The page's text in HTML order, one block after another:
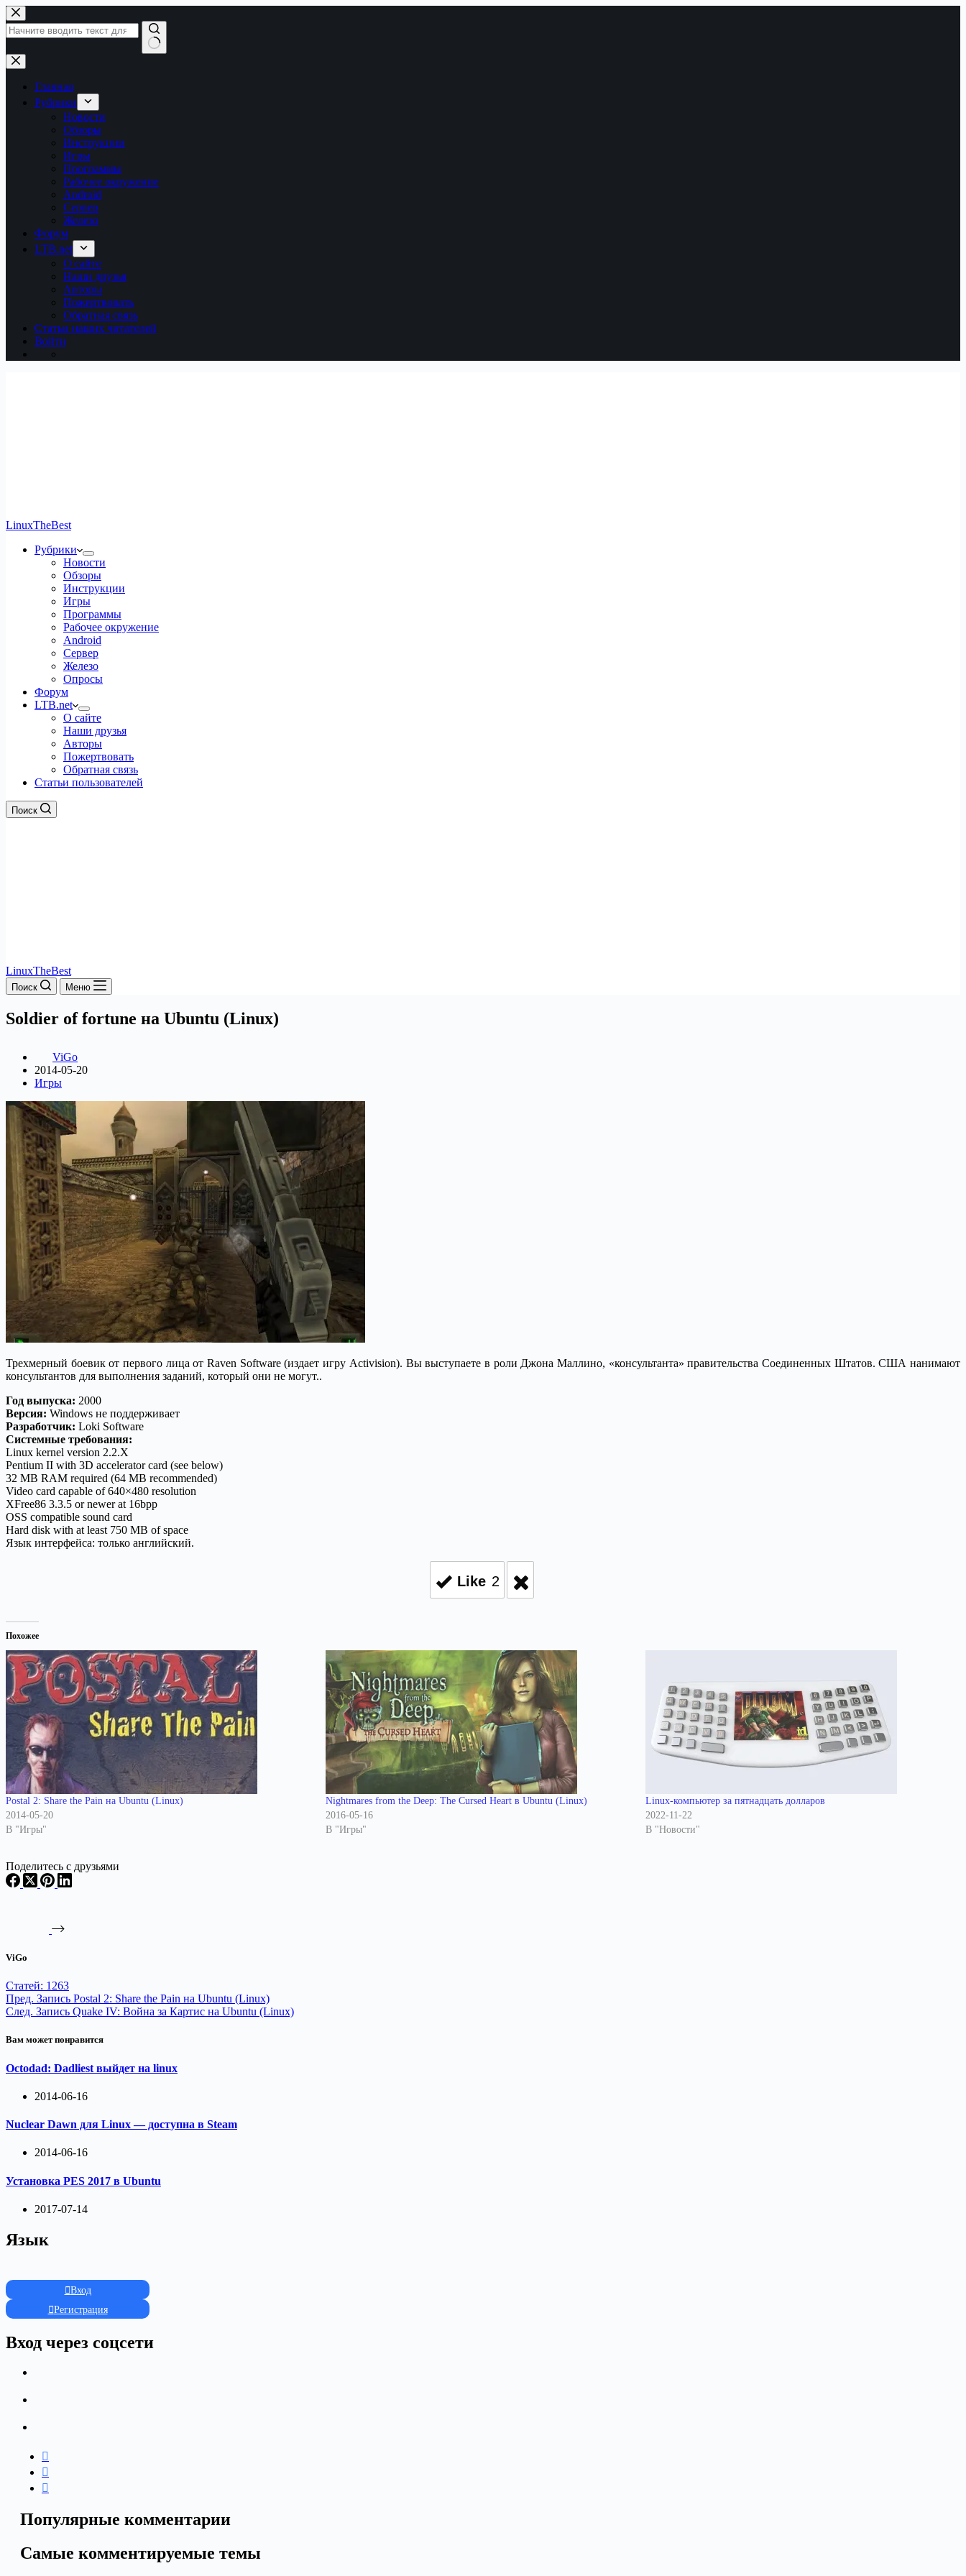
Перейти
к
сути
Ничего
не
найденоГлавная
Рубрики
Новости
Обзоры
Инструкции
Игры
Программы
Рабочее окружение
Android
Сервер
Железо
Форум
LTB.net
О сайте
Наши друзья
Авторы
Пожертвовать
Обратная связь
Статьи наших читателей
Войти
LinuxTheBest
Рубрики
Новости
Обзоры
Инструкции
Игры
Программы
Рабочее окружение
Android
Сервер
Железо
Опросы
Форум
LTB.net
О сайте
Наши друзья
Авторы
Пожертвовать
Обратная связь
Статьи пользователей
Поиск
LinuxTheBest
Поиск Меню
Soldier of fortune на Ubuntu (Linux)
ViGo
2014-05-20
Игры
Трехмерный боевик от первого лица от Raven Software (издает игру Activision). Вы выступаете в роли Джона Маллино, «консультанта» правительства Соединенных Штатов. США нанимают
консультантов для выполнения заданий, который они не могут..
Год выпуска: 2000
Версия: Windows не поддерживает
Разработчик: Loki Software
Системные требования:
Linux kernel version 2.2.X
Pentium II with 3D accelerator card (see below)
32 MB RAM required (64 MB recommended)
Video card capable of 640×480 resolution
XFree86 3.3.5 or newer at 16bpp
OSS compatible sound card
Hard disk with at least 750 MB of space
Язык интерфейса: только английский.
Like 2
Похожее
Postal 2: Share the Pain на Ubuntu (Linux)
2014-05-20
В "Игры"
Nightmares from the Deep: The Cursed Heart в Ubuntu (Linux)
2016-05-16
В "Игры"
Linux-компьютер за пятнадцать долларов
2022-11-22
В "Новости"
Поделитесь с друзьями
ViGo
Статей: 1263
Пред. Запись Postal 2: Share the Pain на Ubuntu (Linux)
След. Запись Quake IV: Война за Картис на Ubuntu (Linux)
Вам может понравится
Octodad: Dadliest выйдет на linux
2014-06-16
Nuclear Dawn для Linux — доступна в Steam
2014-06-16
Установка PES 2017 в Ubuntu
2017-07-14
Язык
Вход
Регистрация
Вход через соцсети
Популярные комментарии
Самые комментируемые темы